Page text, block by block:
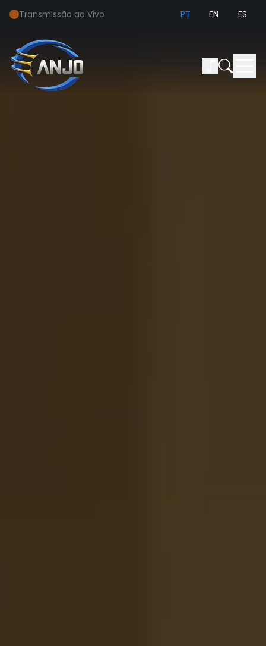
Transmissão ao Vivo PT EN ES